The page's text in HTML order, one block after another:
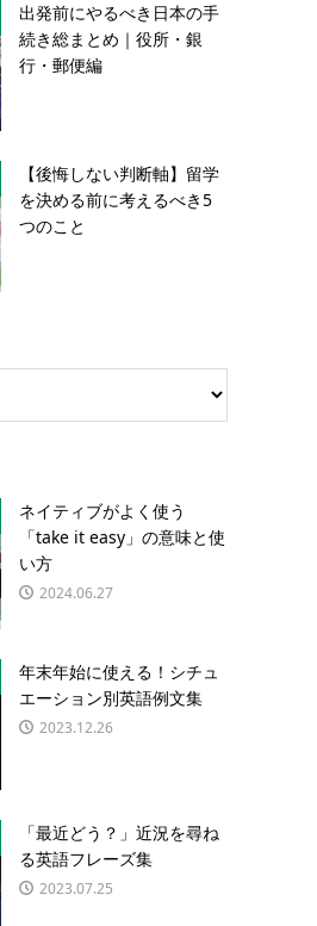
出発前にやるべき日本の手
続き総まとめ｜役所・銀
行・郵便編
【後悔しない判断軸】留学
を決める前に考えるべき5
つのこと
ネイティブがよく使う
「take it easy」の意味と使
い方
2024.06.27
年末年始に使える！シチュ
エーション別英語例文集
2023.12.26
「最近どう？」近況を尋ね
る英語フレーズ集
2023.07.25